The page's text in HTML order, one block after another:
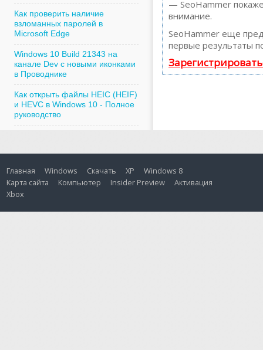
— SeoHammer
внимание.
SeoHammer еще
первые результаты
Как проверить наличие
взломанных паролей в
Microsoft Edge
Windows 10 Build 21343 на
канале Dev с новыми иконками
в Проводнике
Как открыть файлы HEIC (HEIF)
и HEVC в Windows 10 - Полное
руководство
Главная Windows Скачать XP
Windows 8
Карта сайта
Компьютер Insider Preview
Активация
Xbox